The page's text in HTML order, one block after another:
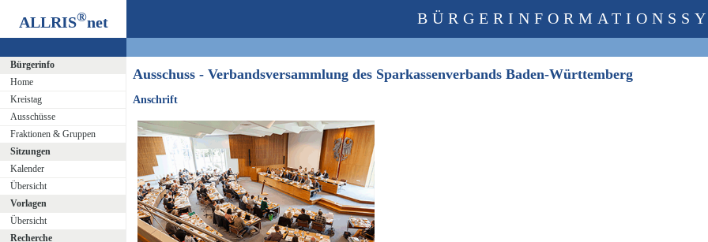
ALLRIS®net
Bürgerinfo
Home
Kreistag
Ausschüsse
Fraktionen & Gruppen
Sitzungen
Kalender
Übersicht
Vorlagen
Übersicht
Recherche
Ausschuss - Verbandsversammlung des Sparkassenverbands Baden-Württemberg
Anschrift